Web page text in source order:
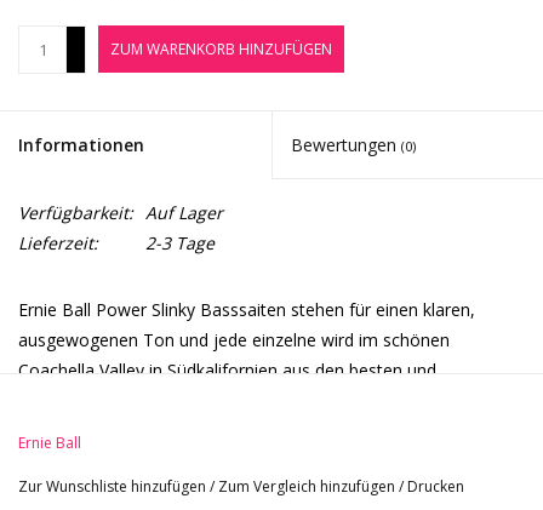
Jobbörse
Marken
ZUM WARENKORB HINZUFÜGEN
Informationen Bewertungen (0)
Verfügbarkeit: Auf Lager
Lieferzeit:
2-3 Tage
Ernie Ball Power Slinky Basssaiten stehen für einen klaren,
ausgewogenen Ton und jede einzelne wird im schönen
Coachella Valley in Südkalifornien aus den besten und
die auf Ernie Ball Slinky Basssaiten setzen, liest sich wie das
Ernie Ball
Zur Wunschliste hinzufügen / Zum Vergleich hinzufügen / Drucken